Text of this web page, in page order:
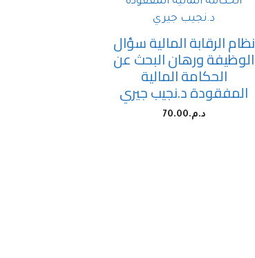
نظام الرقابة المالية سؤال
الوظيفة ورهان البحث عن
الحكامة المالية
المفقودة د.نجيب جيري
د.م.70.00